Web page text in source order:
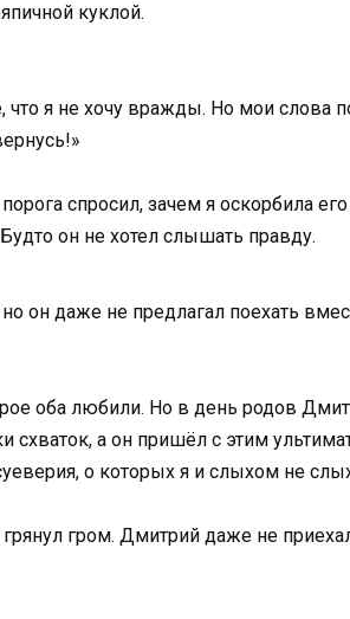
куклой.
я не хочу вражды. Но мои слова
спросил, зачем я оскорбила
он не хотел слышать правду.
он даже не предлагал поехать
оба любили. Но в день родов
схваток, а он пришёл с этим
о которых я и слыхом не
гром. Дмитрий даже не